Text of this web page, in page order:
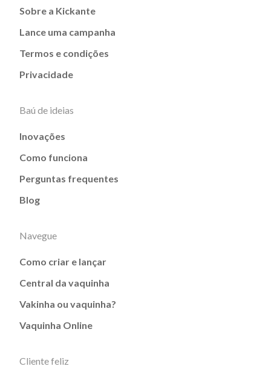
Sobre a Kickante
Lance uma campanha
Termos e condições
Privacidade
Baú de ideias
Inovações
Como funciona
Perguntas frequentes
Blog
Navegue
Como criar e lançar
Central da vaquinha
Vakinha ou vaquinha?
Vaquinha Online
Cliente feliz